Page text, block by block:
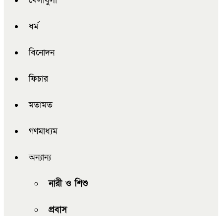
ধর্ম
বিনোদন
ফিচার
মতামত
গণমাধ্যম
অন্যান্য
নারী ও শিশু
প্রবাস